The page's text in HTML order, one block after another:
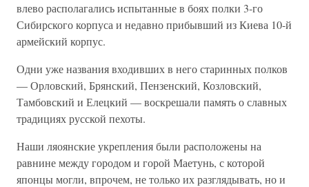
влево располагались испытанные в боях полки 3-го
Сибирского корпуса и недавно прибывший из Киева 10-й
армейский корпус.
Одни уже названия входивших в него старинных полков
— Орловский, Брянский, Пензенский, Козловский,
Тамбовский и Елецкий — воскрешали память о славных
традициях русской пехоты.
Наши ляоянские укрепления были расположены на
равнине между городом и горой Маетунь, с которой
японцы могли, впрочем, не только их разглядывать, но и